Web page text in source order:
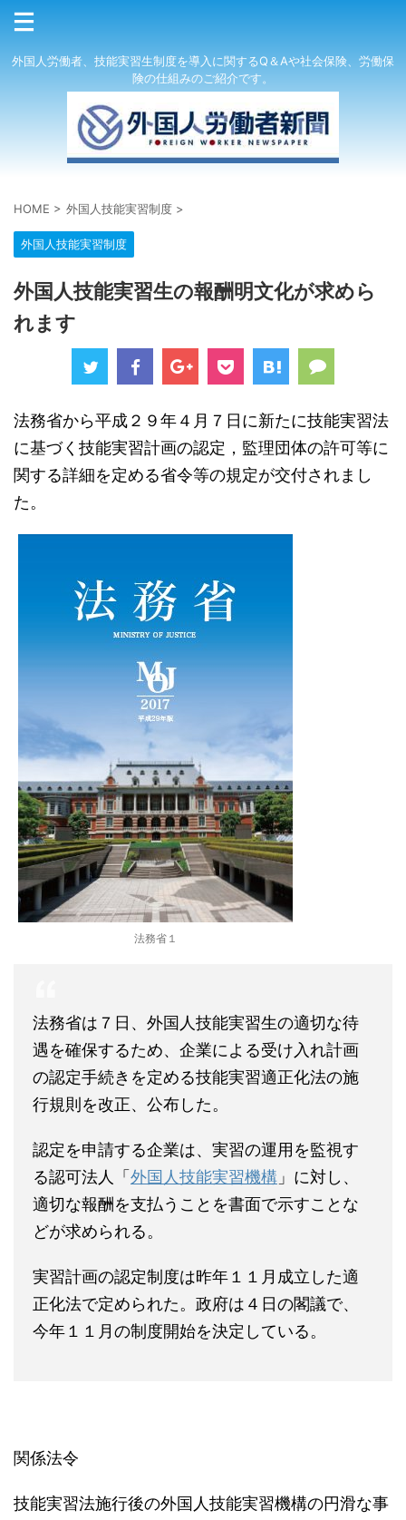
外国人労働者、技能実習生制度を導入に関するQ＆Aや社会保険、労働保
険の仕組みのご紹介です。
HOME > 外国人技能実習制度 >
外国人技能実習制度
外国人技能実習生の報酬明文化が求めら
れます
法務省から平成２９年４月７日に新たに技能実習法
に基づく技能実習計画の認定，監理団体の許可等に
関する詳細を定める省令等の規定が交付されまし
た。
法務省１
法務省は７日、外国人技能実習生の適切な待
遇を確保するため、企業による受け入れ計画
の認定手続きを定める技能実習適正化法の施
行規則を改正、公布した。
認定を申請する企業は、実習の運用を監視す
る認可法人「 外国人技能実習機構 」に対し、
適切な報酬を支払うことを書面で示すことな
どが求められる。
実習計画の認定制度は昨年１１月成立した適
正化法で定められた。政府は４日の閣議で、
今年１１月の制度開始を決定している。
関係法令
技能実習法施行後の外国人技能実習機構の円滑な事